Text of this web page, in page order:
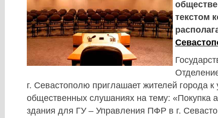
текстом
г. Севастополю приглашает жителей города к
общественных слушаниях на тему: «Покупка
здания для ГУ – Управления ПФР в г.